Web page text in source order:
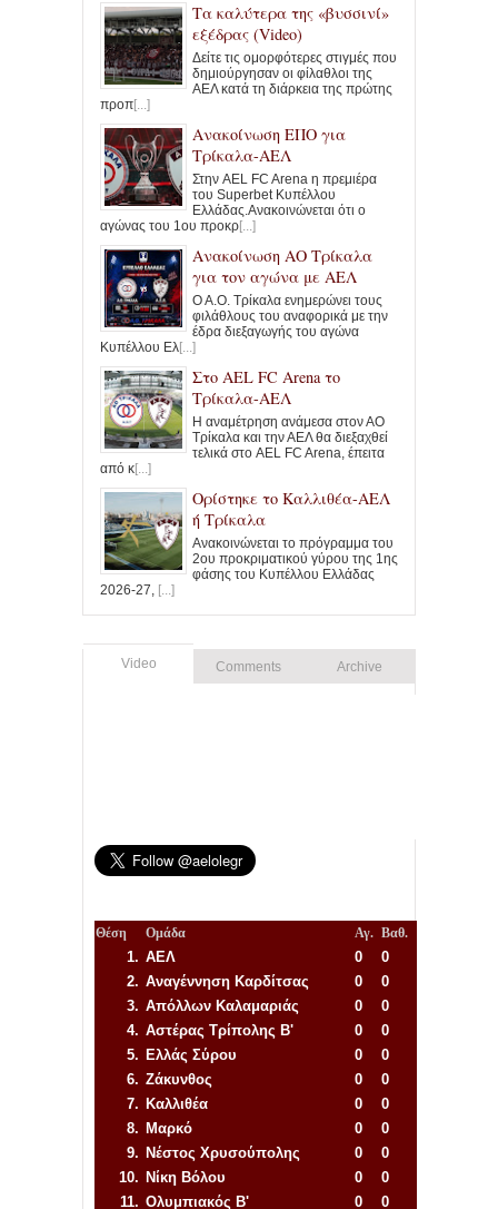
Τα καλύτερα της «βυσσινί»
εξέδρας (Video)
Δείτε τις ομορφότερες στιγμές που
δημιούργησαν οι φίλαθλοι της
ΑΕΛ κατά τη διάρκεια της πρώτης
προπ[...]
Ανακοίνωση ΕΠΟ για
Τρίκαλα-ΑΕΛ
Στην AEL FC Arena η πρεμιέρα
του Superbet Κυπέλλου
Ελλάδας.Ανακοινώνεται ότι ο
αγώνας του 1ου προκρ[...]
Ανακοίνωση ΑΟ Τρίκαλα
για τον αγώνα με ΑΕΛ
Ο Α.Ο. Τρίκαλα ενημερώνει τους
φιλάθλους του αναφορικά με την
έδρα διεξαγωγής του αγώνα
Κυπέλλου Ελ[...]
Στο ΑΕL FC Arena το
Τρίκαλα-ΑΕΛ
Η αναμέτρηση ανάμεσα στον ΑΟ
Τρίκαλα και την ΑΕΛ θα διεξαχθεί
τελικά στο AEL FC Arena, έπειτα
από κ[...]
Ορίστηκε το Καλλιθέα-ΑΕΛ
ή Τρίκαλα
Ανακοινώνεται το πρόγραμμα του
2ου προκριματικού γύρου της 1ης
φάσης του Κυπέλλου Ελλάδας
2026-27, [...]
Video Comments Archive
Θέση Ομάδα Αγ. Βαθ.
1. ΑΕΛ 0
0
2. Αναγέννηση Καρδίτσας 0
0
3. Απόλλων Καλαμαριάς 0
0
4. Αστέρας Τρίπολης Β' 0
0
5. Ελλάς Σύρου 0
0
6. Ζάκυνθος 0
0
7. Καλλιθέα 0
0
8. Μαρκό 0
0
9. Νέστος Χρυσούπολης 0
0
10. Νίκη Βόλου 0
0
11. Ολυμπιακός Β' 0
0